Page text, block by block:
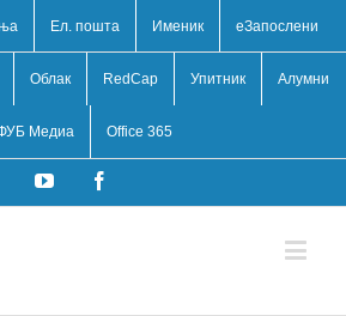
Ел. пошта Именик eЗапослени
Облак RedCap Упитник Алумни
Медиа Office 365
YouTube